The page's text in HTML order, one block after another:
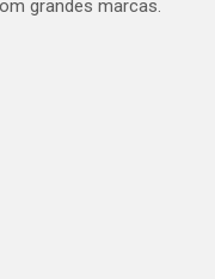
grandes marcas.